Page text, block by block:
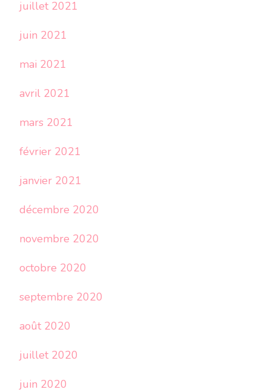
juillet 2021
juin 2021
mai 2021
avril 2021
mars 2021
février 2021
janvier 2021
décembre 2020
novembre 2020
octobre 2020
septembre 2020
août 2020
juillet 2020
juin 2020